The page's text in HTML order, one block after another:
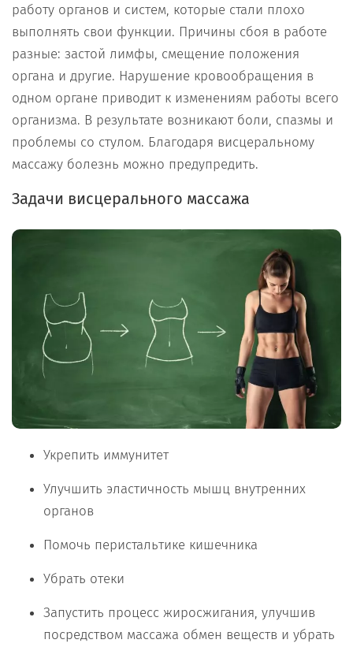
работу органов и систем, которые стали плохо
выполнять свои функции. Причины сбоя в работе
разные: застой лимфы, смещение положения
органа и другие. Нарушение кровообращения в
одном органе приводит к изменениям работы всего
организма. В результате возникают боли, спазмы и
проблемы со стулом. Благодаря висцеральному
массажу болезнь можно предупредить.
Задачи висцерального массажа
Укрепить иммунитет
Улучшить эластичность мышц внутренних
органов
Помочь перистальтике кишечника
Убрать отеки
Запустить процесс жиросжигания, улучшив
посредством массажа обмен веществ и убрать